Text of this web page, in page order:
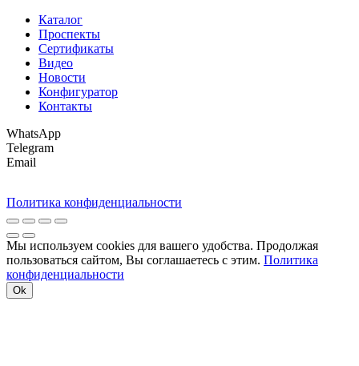
Каталог
Проспекты
Сертификаты
Видео
Новости
Конфигуратор
Контакты
WhatsApp
Telegram
Email
Политика конфиденциальности
Мы используем cookies для вашего удобства. Продолжая
пользоваться сайтом, Вы соглашаетесь с этим. Политика
конфиденциальности
Ok